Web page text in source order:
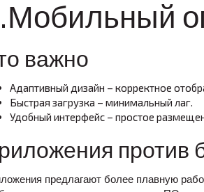
важно
Адаптивный дизайн – корректное
Быстрая загрузка – минимальный лаг.
Удобный интерфейс – простое
против
предлагают более плавную